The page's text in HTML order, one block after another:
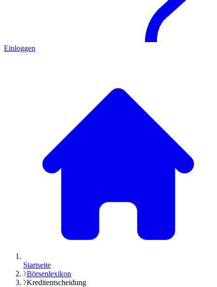
Einloggen
Startseite
Börsenlexikon
Kreditentscheidung